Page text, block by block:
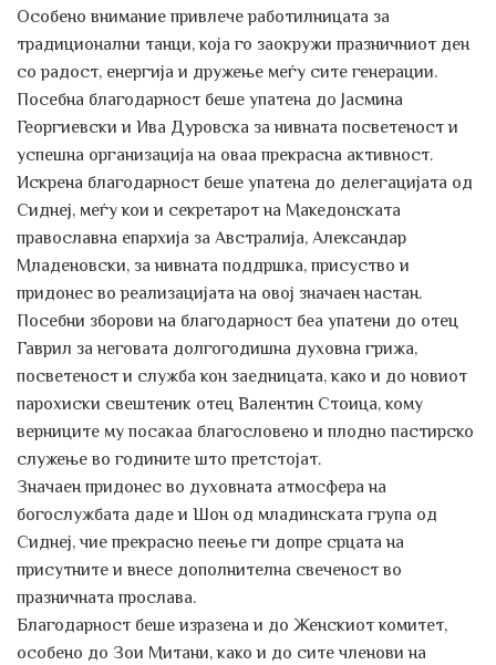
Особено внимание привлече работилницата за
традиционални танци, која го заокружи празничниот ден
со радост, енергија и дружење меѓу сите генерации.
Посебна благодарност беше упатена до Јасмина
Георгиевски и Ива Дуровска за нивната посветеност и
успешна организација на оваа прекрасна активност.
Искрена благодарност беше упатена до делегацијата од
Сиднеј, меѓу кои и секретарот на Македонската
православна епархија за Австралија, Александар
Младеновски, за нивната поддршка, присуство и
придонес во реализацијата на овој значаен настан.
Посебни зборови на благодарност беа упатени до отец
Гаврил за неговата долгогодишна духовна грижа,
посветеност и служба кон заедницата, како и до новиот
парохиски свештеник отец Валентин Стоица, кому
верниците му посакаа благословено и плодно пастирско
служење во годините што претстојат.
Значаен придонес во духовната атмосфера на
богослужбата даде и Шон од младинската група од
Сиднеј, чие прекрасно пеење ги допре срцата на
присутните и внесе дополнителна свеченост во
празничната прослава.
Благодарност беше изразена и до Женскиот комитет,
особено до Зои Митани, како и до сите членови на